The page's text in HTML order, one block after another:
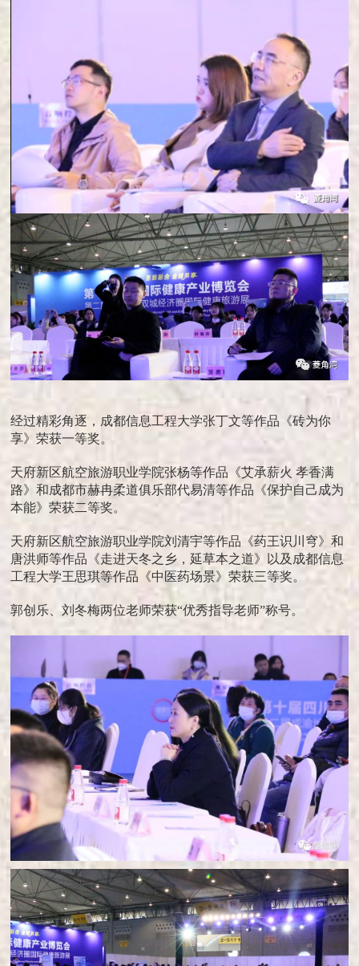
经过精彩角逐，成都信息工程大学张丁文等作品《砖为你
享》荣获一等奖。
天府新区航空旅游职业学院张杨等作品《艾承薪火 孝香满
路》和成都市赫冉柔道俱乐部代易清等作品《保护自己成为
本能》荣获二等奖。
天府新区航空旅游职业学院刘清宇等作品《药王识川穹》和
唐洪师等作品《走进天冬之乡，延草本之道》以及成都信息
工程大学王思琪等作品《中医药场景》荣获三等奖。
郭创乐、刘冬梅两位老师荣获“优秀指导老师”称号。